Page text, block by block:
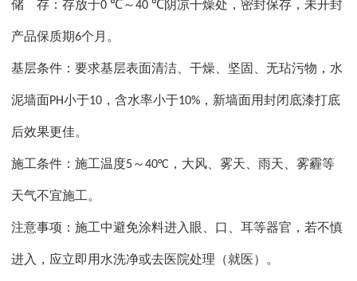
储 存：存放于0 ℃ ～40 ℃ 阴凉干燥处，密封保存，未开封
产品保质期6个月。
基层条件：要求基层表面清洁、干燥、坚固、无玷污物，水
泥墙面PH小于10 ，含水率小于10% ，新墙面用封闭底漆打底
后效果更佳。
施工条件：施工温度5～40°C ，大风、雾天、雨天、雾霾等
天气不宜施工。
注意事项：施工中避免涂料进入眼、口、耳等器官，若不慎
进入，应立即用水洗净或去医院处理（就医）。